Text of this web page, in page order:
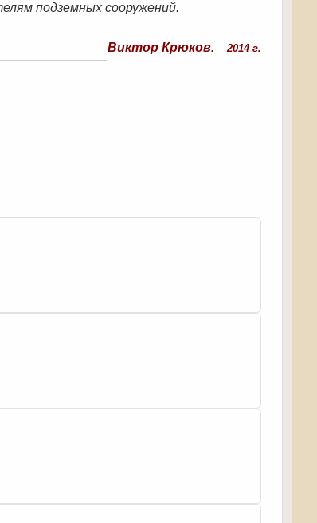
подземных сооружений.
Виктор Крюков. 2014 г.